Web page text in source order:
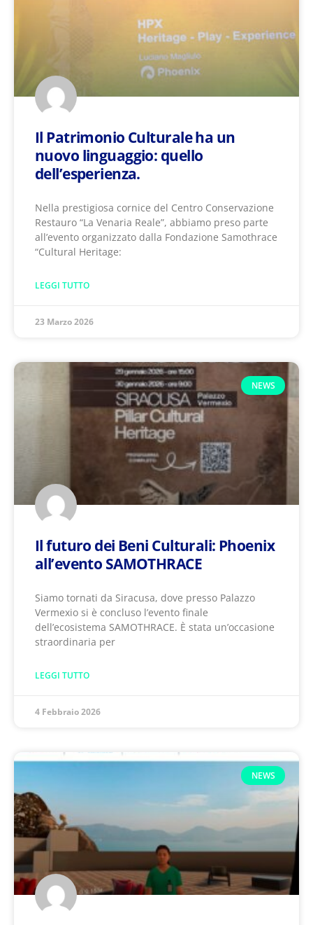
Il Patrimonio Culturale ha un
nuovo linguaggio: quello
dell’esperienza.
Nella prestigiosa cornice del Centro Conservazione
Restauro “La Venaria Reale”​, abbiamo preso parte
all’evento organizzato dalla Fondazione Samothrace
“Cultural Heritage:
LEGGI TUTTO
23 Marzo 2026
NEWS
Il futuro dei Beni Culturali: Phoenix
all’evento SAMOTHRACE
Siamo tornati da Siracusa, dove presso Palazzo
Vermexio si è concluso l’evento finale
dell’ecosistema SAMOTHRACE. È stata un’occasione
straordinaria per
LEGGI TUTTO
4 Febbraio 2026
NEWS